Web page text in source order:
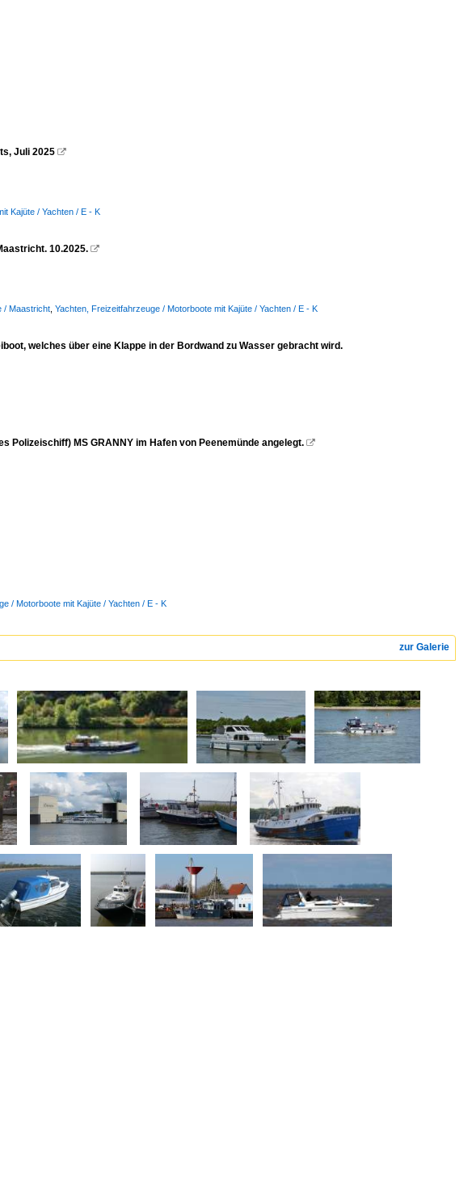
Juli 2025 
Kajüte / Yachten / E - K
10.2025. 
/ Maastricht Yachten, Freizeitfahrzeuge / Motorboote mit Kajüte / Yachten / E - K
welches über eine Klappe in der Bordwand zu Wasser gebracht wird.
Polizeischiff) MS GRANNY im Hafen von Peenemünde angelegt. 
/ Motorboote mit Kajüte / Yachten / E - K
zur Galerie